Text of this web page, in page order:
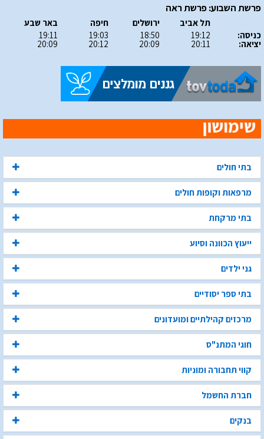
פרשת השבוע: פרשת ראה
כניסה:
יציאה:
תל אביב
19:12
20:11
ירושלים
18:50
20:09
חיפה
19:03
20:12
באר שבע
19:11
20:09
בתי חולים
מרפאות וקופות חולים
בתי מרקחת
ייעוץ הכוונה וסיוע
גני ילדים
בתי ספר יסודיים
מרכזים קהילתיים ומועדונים
חוגי המתנ"ס
קווי תחבורה ומוניות
חברת החשמל
בנקים